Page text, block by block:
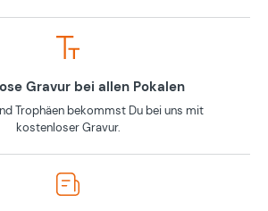
Gravur bei allen Pokalen
Trophäen bekommst Du bei uns mit
kostenloser Gravur.